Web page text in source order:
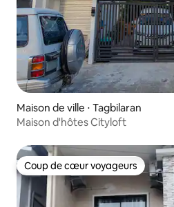
Maison de ville ⋅ Tagbilaran
Maison d'hôtes Cityloft
Coup de cœur voyageurs
Coup de cœur voyageurs